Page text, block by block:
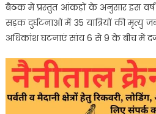
बैठक में प्रस्तुत आंकड़ों के अनुसार इस
सड़क दुर्घटनाओं में 35 यात्रियों की मृत्यु
अधिकांश घटनाएं सांय 6 से 9 के बीच में